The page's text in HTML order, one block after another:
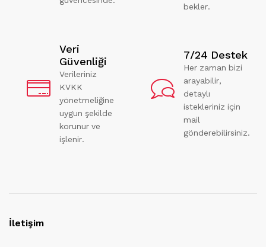
bekler.
Veri
Güvenliği
Verileriniz
KVKK
yönetmeliğine
uygun şekilde
korunur ve
işlenir.
7/24 Destek
Her zaman bizi
arayabilir,
detaylı
istekleriniz için
mail
gönderebilirsiniz.
İletişim